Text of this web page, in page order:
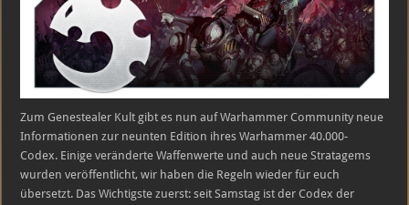
Zum Genestealer Kult gibt es nun auf Warhammer Community neue
Informationen zur neunten Edition ihres Warhammer 40.000-
Codex. Einige veränderte Waffenwerte und auch neue Stratagems
wurden veröffentlicht, wir haben die Regeln wieder für euch
übersetzt. Das Wichtigste zuerst: seit Samstag ist der Codex der